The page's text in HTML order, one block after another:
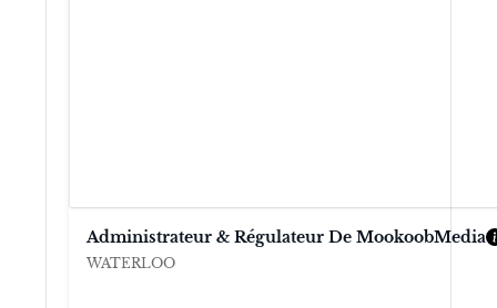
Administrateur & Régulateur De MookoobMedia
WATERLOO